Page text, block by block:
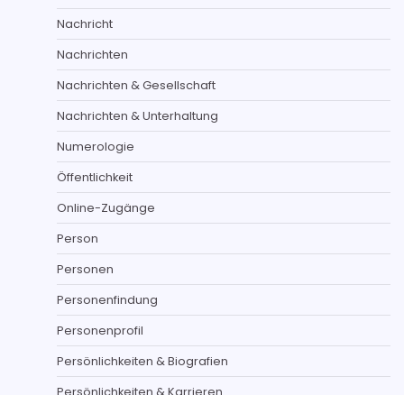
Nachricht
Nachrichten
Nachrichten & Gesellschaft
Nachrichten & Unterhaltung
Numerologie
Öffentlichkeit
Online-Zugänge
Person
Personen
Personenfindung
Personenprofil
Persönlichkeiten & Biografien
Persönlichkeiten & Karrieren